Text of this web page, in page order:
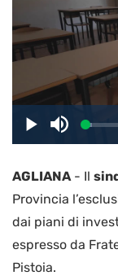
PlayDisattiva
l’audio
AGLIANA- Il
Provincia
dai piani di
espresso da
Pistoia.